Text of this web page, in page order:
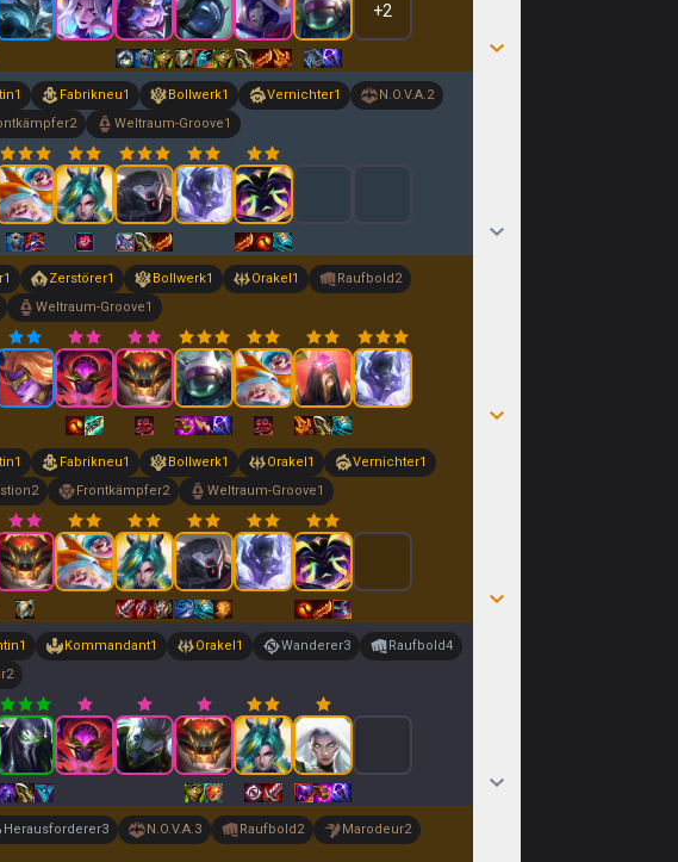
+2
1 Fabrikneu1 Bollwerk1 Vernichter1 N.O.V.A.2
2 Weltraum-Groove1
1 Zerstörer1 Bollwerk1 Orakel1 Raufbold2
Weltraum-Groove1
1 Fabrikneu1 Bollwerk1 Orakel1 Vernichter1
2 Frontkämpfer2 Weltraum-Groove1
1 Kommandant1 Orakel1 Wanderer3 Raufbold4
2
Herausforderer3 N.O.V.A.3 Raufbold2 Marodeur2